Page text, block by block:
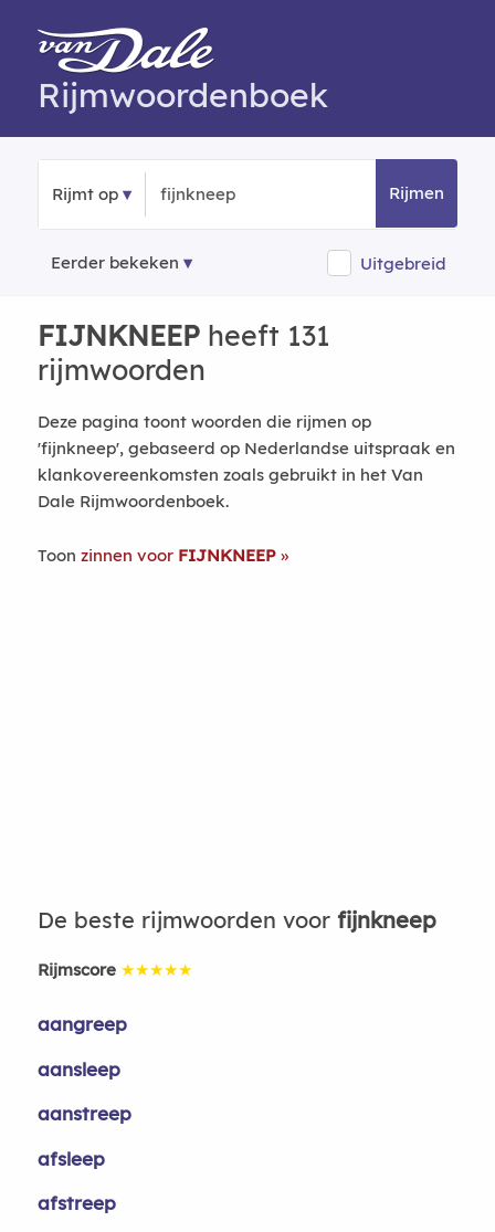
Rijmwoordenboek
Rijmt op Rijmen
Eerder bekeken Uitgebreid
FIJNKNEEPheeft 131
rijmwoorden
Deze pagina toont woorden die rijmen op
'fijnkneep', gebaseerd op Nederlandse uitspraak en
klankovereenkomsten zoals gebruikt in het Van
Dale Rijmwoordenboek.
Toon zinnen voor FIJNKNEEP
De beste rijmwoorden voor fijnkneep
Rijmscore ★★★★★
aangreep
aansleep
aanstreep
afsleep
afstreep